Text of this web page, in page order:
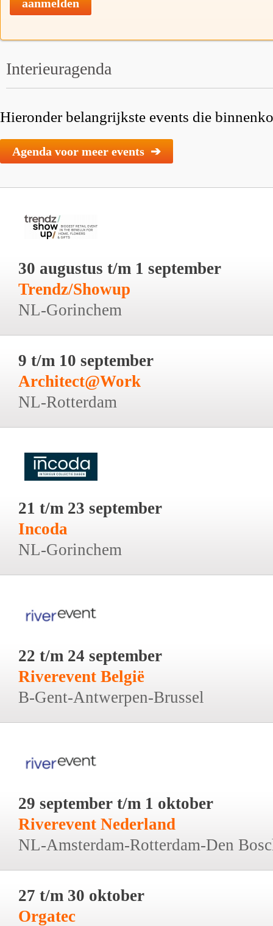
aanmelden
Interieuragenda
Hieronder belangrijkste events die
Agenda voor meer events ➔
30 augustus t/m 1 september
Trendz/Showup
NL-Gorinchem
9 t/m 10 september
Architect@Work
NL-Rotterdam
21 t/m 23 september
Incoda
NL-Gorinchem
22 t/m 24 september
Riverevent België
B-Gent-Antwerpen-Brussel
29 september t/m 1 oktober
Riverevent Nederland
NL-Amsterdam-Rotterdam-Den
27 t/m 30 oktober
Orgatec